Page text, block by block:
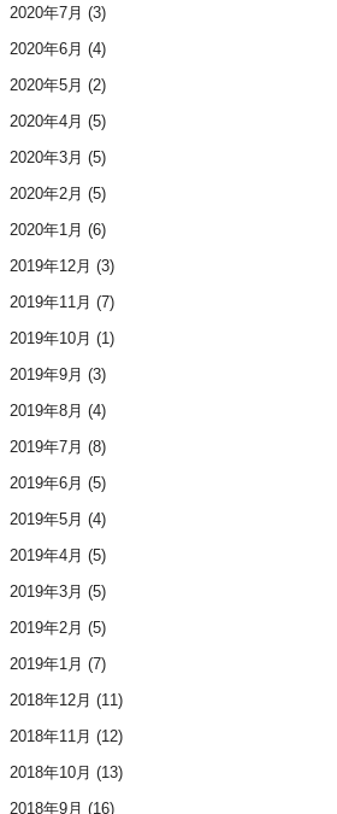
2020年7月 (3)
2020年6月 (4)
2020年5月 (2)
2020年4月 (5)
2020年3月 (5)
2020年2月 (5)
2020年1月 (6)
2019年12月 (3)
2019年11月 (7)
2019年10月 (1)
2019年9月 (3)
2019年8月 (4)
2019年7月 (8)
2019年6月 (5)
2019年5月 (4)
2019年4月 (5)
2019年3月 (5)
2019年2月 (5)
2019年1月 (7)
2018年12月 (11)
2018年11月 (12)
2018年10月 (13)
2018年9月 (16)